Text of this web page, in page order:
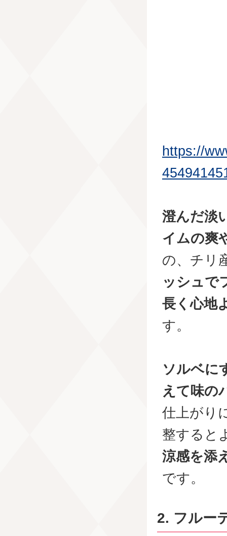
https://
澄んだ淡
イムの爽
の、チリ
ッシュで
長く心地
す。
ソルベに
えて味の
仕上がり
整すると
涼感を添
です。
2. フルー